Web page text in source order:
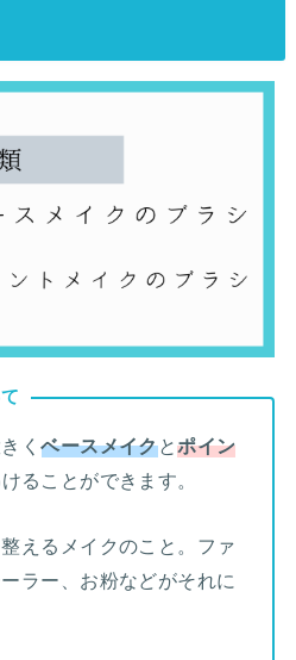
くベースメイクとポイン
ることができます。
えるメイクのこと。ファ
ラー、お粉などがそれに